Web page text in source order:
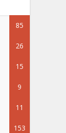
85
26
15
9
11
153